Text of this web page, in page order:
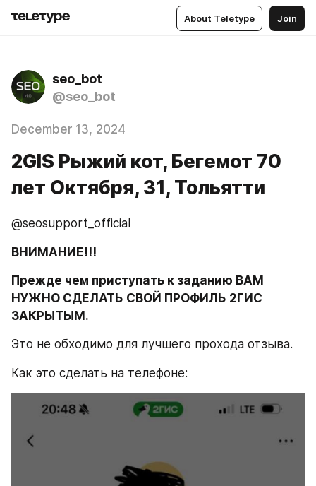
About Teletype Join
seo_bot
@seo_bot
December 13, 2024
2GIS Рыжий кот, ​Бегемот ​70
лет Октября, 31, Тольятти
@seosupport_official
ВНИМАНИЕ!!!
Прежде чем приступать к заданию ВАМ
НУЖНО СДЕЛАТЬ СВОЙ ПРОФИЛЬ 2ГИС
ЗАКРЫТЫМ.
Это не обходимо для лучшего прохода отзыва.
Как это сделать на телефоне: